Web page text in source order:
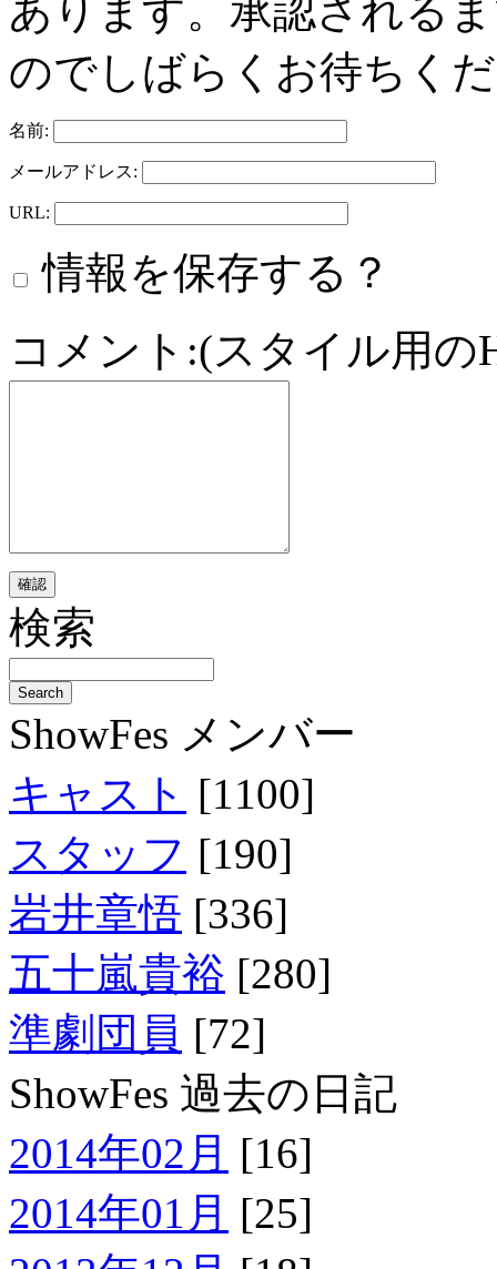
あります。承認される
のでしばらくお待ちく
名前:
メールアドレス:
URL:
情報を保存する？
コメント:(スタイル用
検索
ShowFes メンバー
キャスト [1100]
スタッフ [190]
岩井章悟 [336]
五十嵐貴裕 [280]
準劇団員 [72]
ShowFes 過去の日記
2014年02月 [16]
2014年01月 [25]